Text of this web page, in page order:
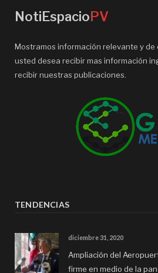
NotiEspacioPV
Mostramos información relevante y de
usted desea recibir mas información
recibir nuestras publicaciones.
TENDENCIAS
diciembre 31, 2020
Ampliación del
firme en medio de la